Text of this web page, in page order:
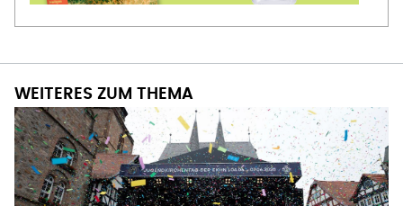
WEITERES ZUM THEMA